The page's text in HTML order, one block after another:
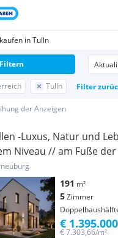
in Tulln
Tulln Filter
Filtern
der Anzeigen
-Luxus, Natur und
Niveau // am Fuße
191 m²
5Zimmer
€ 7.303,66/m²
€ 1.395.000